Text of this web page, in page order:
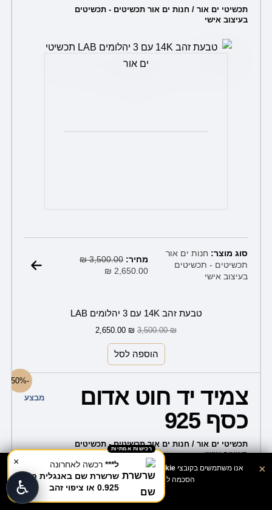
תכשיטי ים אור / חנות ים אור תכשיטים - תכשיטים
בעיצוב אישי
סוג מוצר: חנות ים אור
תכשיטים - תכשיטים
בעיצוב אישי
מחיר: 3,500.00
₪
2,650.00
₪
הנוכחי
הוא:
טבעת זהב 14K עם 3 יהלומים LAB
3,500.00₪
2,650.00 ₪
הוספה לסל
-50%
צמיד יד חוט אדום
כסף 925
תכשיטי ים אור / חנות ים אור תכשיטים - תכשיטים
בעיצוב אישי
מבצע
היה:
199.00 ₪.
הוא:
99.00 ₪.
× אנו משתמשים בקובצי Cookie🍪
לשיפור חוויית הגלישה. המשך שימוש מהווה
הסכמה ל
מדיניות הקוקיזו־ תנאי השימוש.
אישור
רכישות אמתיות
× ל*** רכשה לאחרונה
שרשרת שם באנגלית כסף
0.925 או ציפוי זהב
♿